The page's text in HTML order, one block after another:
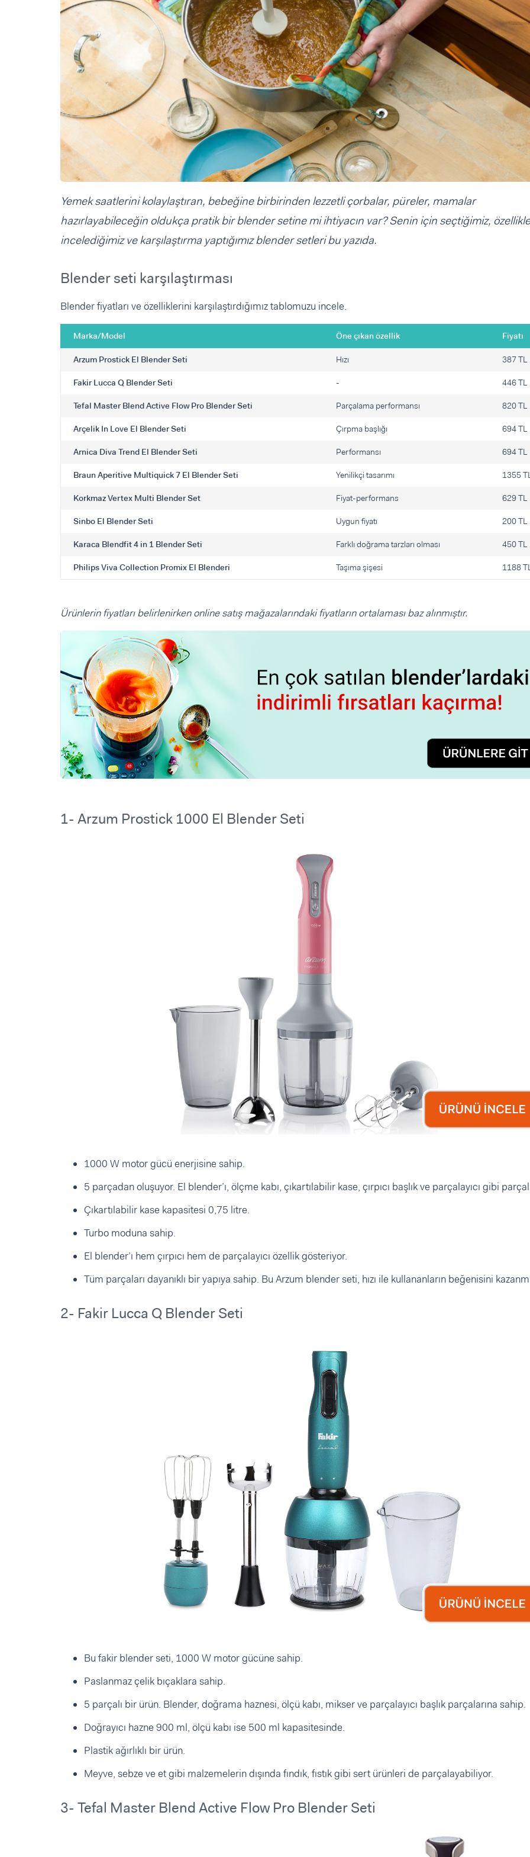
Makaleler
Videolar
Makaleler
Videolar
Eğlence
Ürünler
Sorular ve Yanıtlar
Makaleler
Videolar
Yemek saatlerini kolaylaştıran, bebeğine birbirinden lezzetli çorbalar, püreler, mamalar
hazırlayabileceğin oldukça pratik bir blender setine mi ihtiyacın var? Senin için seçtiğimiz,
incelediğimiz ve karşılaştırma yaptığımız blender setleri bu yazıda.
Blender seti karşılaştırması
Blender fiyatları ve özelliklerini karşılaştırdığımız tablomuzu incele.
Marka/Model Öne çıkan özellik Fiyatı
Arzum Prostick El Blender Seti Hızı 387 TL
Fakir Lucca Q Blender Seti - 446 TL
Tefal Master Blend Active Flow Pro Blender Seti Parçalama performansı 820 TL
Arçelik In Love El Blender Seti Çırpma başlığı 694 TL
Arnica Diva Trend El Blender Seti Performansı 694 TL
Braun Aperitive Multiquick 7 El Blender Seti Yenilikçi tasarımı 1355
Korkmaz Vertex Multi Blender Set Fiyat-performans 629 TL
Sinbo El Blender Seti Uygun fiyatı 200 TL
Karaca Blendfit 4 in 1 Blender Seti Farklı doğrama tarzları olması 450 TL
Philips Viva Collection Promix El Blenderi Taşıma şişesi 1188
Ürünlerin fiyatları belirlenirken online satış mağazalarındaki fiyatların ortalaması baz alınmıştır.
1- Arzum Prostick 1000 El Blender Seti
1000 W motor gücü enerjisine sahip.
5 parçadan oluşuyor. El blender’ı, ölçme kabı, çıkartılabilir kase, çırpıcı başlık ve parçalayıcı gibi
Çıkartılabilir kase kapasitesi 0,75 litre.
Turbo moduna sahip.
El blender’ı hem çırpıcı hem de parçalayıcı özellik gösteriyor.
Tüm parçaları dayanıklı bir yapıya sahip. Bu Arzum blender seti, hızı ile kullananların beğenisini
2- Fakir Lucca Q Blender Seti
Bu fakir blender seti, 1000 W motor gücüne sahip.
Paslanmaz çelik bıçaklara sahip.
5 parçalı bir ürün. Blender, doğrama haznesi, ölçü kabı, mikser ve parçalayıcı başlık parçalarına sahip.
Doğrayıcı hazne 900 ml, ölçü kabı ise 500 ml kapasitesinde.
Plastik ağırlıklı bir ürün.
Meyve, sebze ve et gibi malzemelerin dışında fındık, fıstık gibi sert ürünleri de parçalayabiliyor.
3- Tefal Master Blend Active Flow Pro Blender Seti